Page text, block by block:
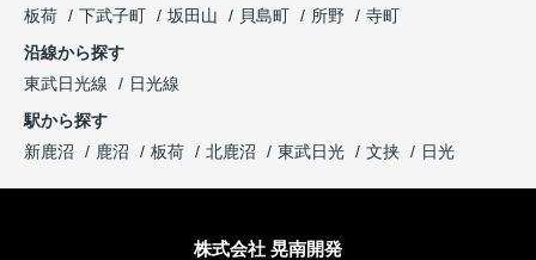
板荷
下武子町 坂田山 貝島町 所野
寺町
沿線から探す
東武日光線
日光線
駅から探す
新鹿沼
鹿沼 板荷 北鹿沼 東武日光 文挟 日光
株式会社 晃南開発